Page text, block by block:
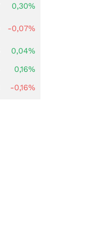
0,30%
-0,07%
0,04%
0,16%
-0,16%